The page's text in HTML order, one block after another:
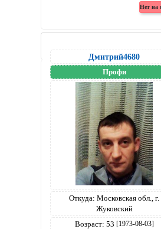
Дмитрий4680
Профи
Откуда: Московская обл., г.
Жуковский
Возраст: 53 [1973-08-03]